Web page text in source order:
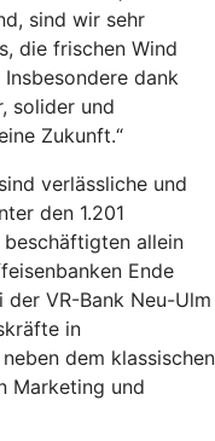
sind wir sehr
die frischen Wind
dank
solider und
Zukunft.“
verlässliche und
den 1.201
allein
Ende
der VR-Bank Neu-Ulm
in
dem klassischen
Marketing und